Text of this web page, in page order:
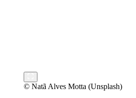
© Natã Alves Motta (Unsplash)